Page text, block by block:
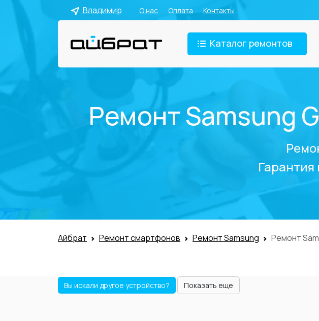
Владимир О нас Оплата Контакты
Каталог ремонтов
Ремонт Samsung
Гарантия
Айбрат Ремонт смартфонов Ремонт Samsung Ремонт
Вы искали другое устройство? Показать еще